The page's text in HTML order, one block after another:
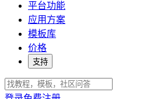
平台功能
应用方案
模板库
价格
支持